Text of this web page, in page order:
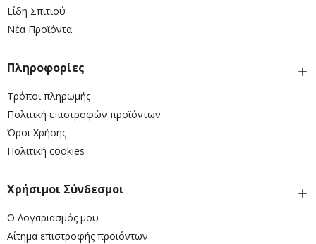
Είδη Σπιτιού
Νέα Προϊόντα
Πληροφορίες
Τρόποι πληρωμής
Πολιτική επιστροφών προϊόντων
Όροι Χρήσης
Πολιτική cookies
Χρήσιμοι Σύνδεσμοι
Ο Λογαριασμός μου
Αίτημα επιστροφής προϊόντων